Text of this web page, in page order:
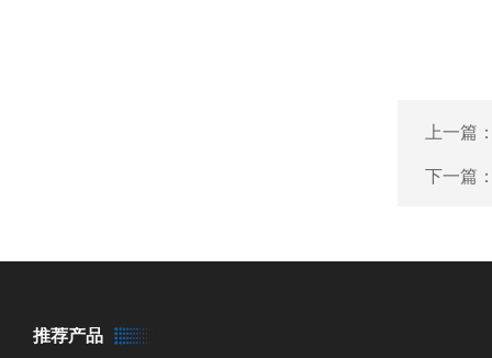
上一篇
下一篇
推荐产品